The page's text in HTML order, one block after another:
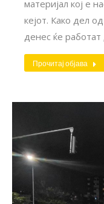
материјал кој е
кејот. Како дел
денес ќе
Прочитај објава